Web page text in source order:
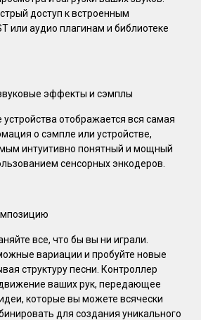
доступ к встроенным
или аудио плагинам и библиотеке
эффекты и сэмплы
отображается вся самая
о сэмпле или устройстве,
интуитивно понятный и мощный
сенсорных энкодеров.
все, что бы вы ни играли.
вариации и пробуйте новые
структуру песни. Контроллер
ваших рук, передающее
которые вы можете всячески
для создания уникального